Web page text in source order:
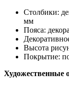
Столбики:
мм
Пояса:
Высота
Покрытие:
Художественные